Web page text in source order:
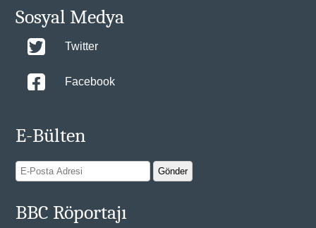
Sosyal Medya
Twitter
Facebook
E-Bülten
BBC Röportajı